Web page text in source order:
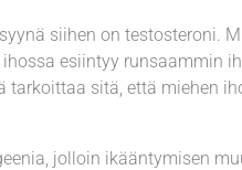
siihen on testosteroni.
esiintyy runsaammin
sitä, että miehen
jolloin ikääntymisen